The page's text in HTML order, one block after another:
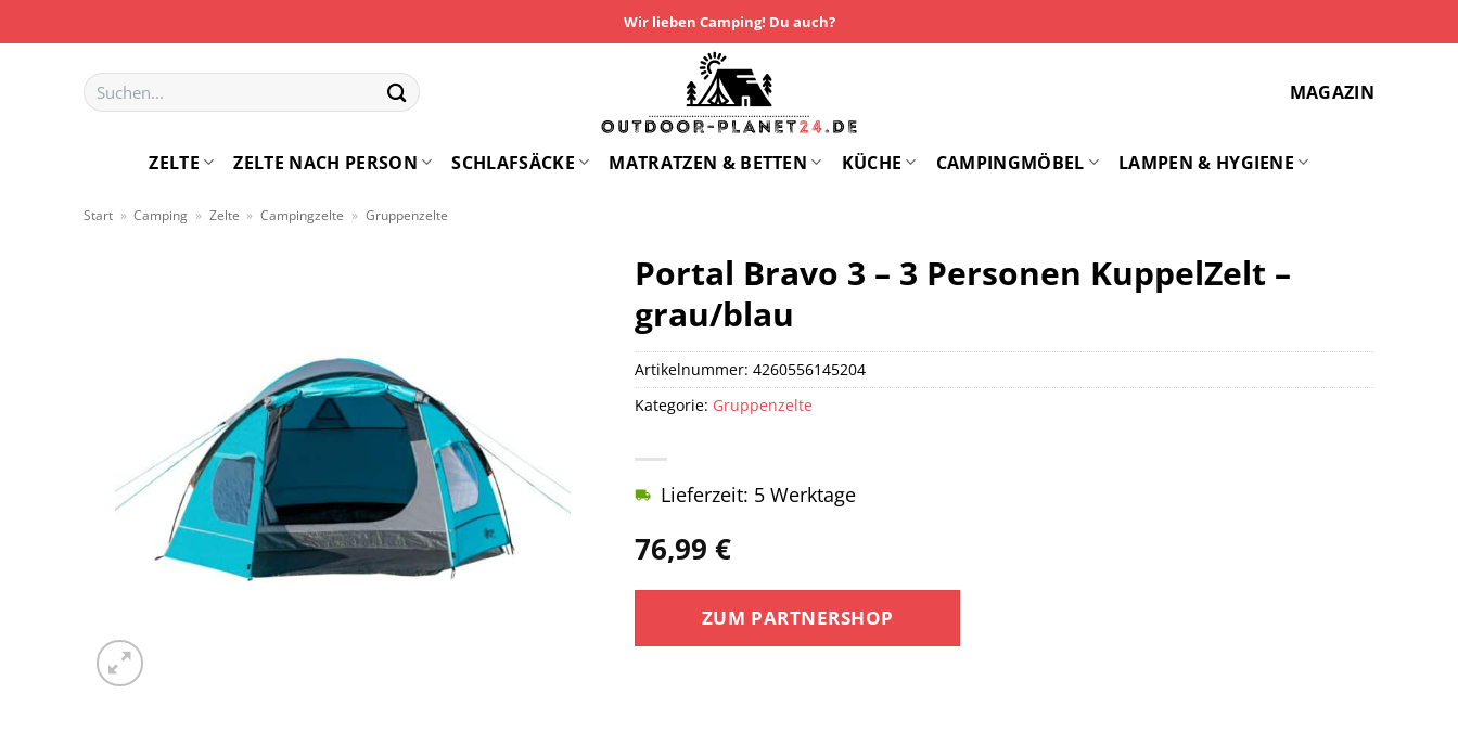
Inhalt
Wir lieben Camping! Du auch?
Suchen
nach:
MAGAZIN
ZELTE ZELTE NACH PERSON SCHLAFSÄCKE MATRATZEN & BETTEN KÜCHE CAMPINGMÖBEL LAMPEN & HYGIENE
Start » Camping » Zelte » Campingzelte » Gruppenzelte
Portal Bravo 3 – 3 Personen KuppelZelt –
grau/blau
76,99€
Lieferzeit: 5 Werktage
ZUM PARTNERSHOP
Artikelnummer:4260556145204
Kategorie: Gruppenzelte